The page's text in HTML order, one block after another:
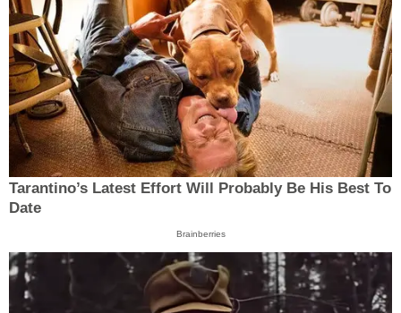
Tarantino’s Latest Effort Will Probably Be His Best To
Date
Brainberries